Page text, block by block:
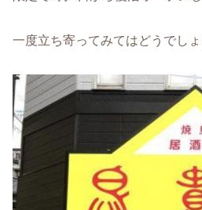
一度立ち寄ってみてはどうでしょ